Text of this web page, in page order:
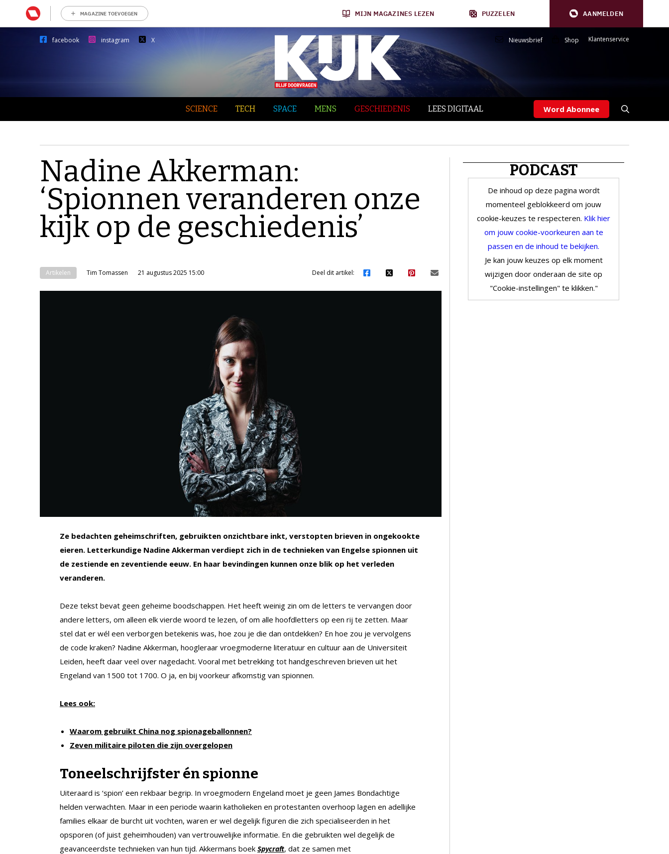
MAGAZINE TOEVOEGEN MIJN MAGAZINES LEZEN PUZZELEN AANMELDEN
facebook instagram X Nieuwsbrief Shop Klantenservice
SCIENCE TECH SPACE MENS GESCHIEDENIS LEES DIGITAAL Word Abonnee
Nadine Akkerman:
‘Spionnen veranderen onze
kijk op de geschiedenis’
Artikelen Tim Tomassen 21 augustus 2025 15:00 Deel dit artikel:
Ze bedachten geheimschriften, gebruikten onzichtbare inkt, verstopten brieven in ongekookte
eieren. Letterkundige Nadine Akkerman verdiept zich in de technieken van Engelse spionnen uit
de zestiende en zeventiende eeuw. En haar bevindingen kunnen onze blik op het verleden
veranderen.
Deze tekst bevat geen geheime boodschappen. Het heeft weinig zin om de letters te vervangen door
andere letters, om alleen elk vierde woord te lezen, of om alle hoofdletters op een rij te zetten. Maar
stel dat er wél een verborgen betekenis was, hoe zou je die dan ontdekken? En hoe zou je vervolgens
de code kraken? Nadine Akkerman, hoogleraar vroegmoderne literatuur en cultuur aan de Universiteit
Leiden, heeft daar veel over nagedacht. Vooral met betrekking tot handgeschreven brieven uit het
Engeland van 1500 tot 1700. O ja, en bij voorkeur afkomstig van spionnen.
Lees ook:
Waarom gebruikt China nog spionageballonnen?
Zeven militaire piloten die zijn overgelopen
Toneelschrijfster én spionne
Uiteraard is ‘spion’ een rekbaar begrip. In vroegmodern Engeland moet je geen James Bond­achtige
helden verwachten. Maar in een periode waarin katholieken en protestanten overhoop lagen en adellijke
families elkaar de burcht uit vochten, waren er wel degelijk figuren die zich specialiseerden in het
opsporen (of juist geheimhouden) van vertrouwelijke informatie. En die gebruikten wel degelijk de
geavanceerdste technieken van hun tijd. Akkermans boek Spycraft, dat ze samen met
PODCAST
De inhoud op deze pagina wordt
momenteel geblokkeerd om jouw
cookie-keuzes te respecteren. Klik hier
om jouw cookie-voorkeuren aan te
passen en de inhoud te bekijken.
Je kan jouw keuzes op elk moment
wijzigen door onderaan de site op
"Cookie-instellingen" te klikken."